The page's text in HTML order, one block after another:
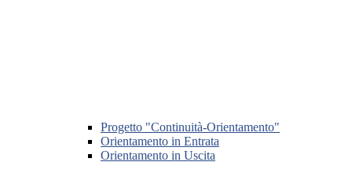
Progetto "Continuità-Orientamento"
Orientamento in Entrata
Orientamento in Uscita